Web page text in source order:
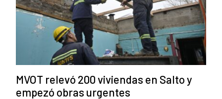
MVOT relevó 200 viviendas en Salto y
empezó obras urgentes